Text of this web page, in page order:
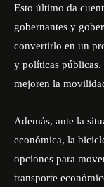
Esto último da
gobernantes y
convertirlo en un
y políticas públicas.
mejoren la
Además, ante la
económica, la
opciones para
transporte